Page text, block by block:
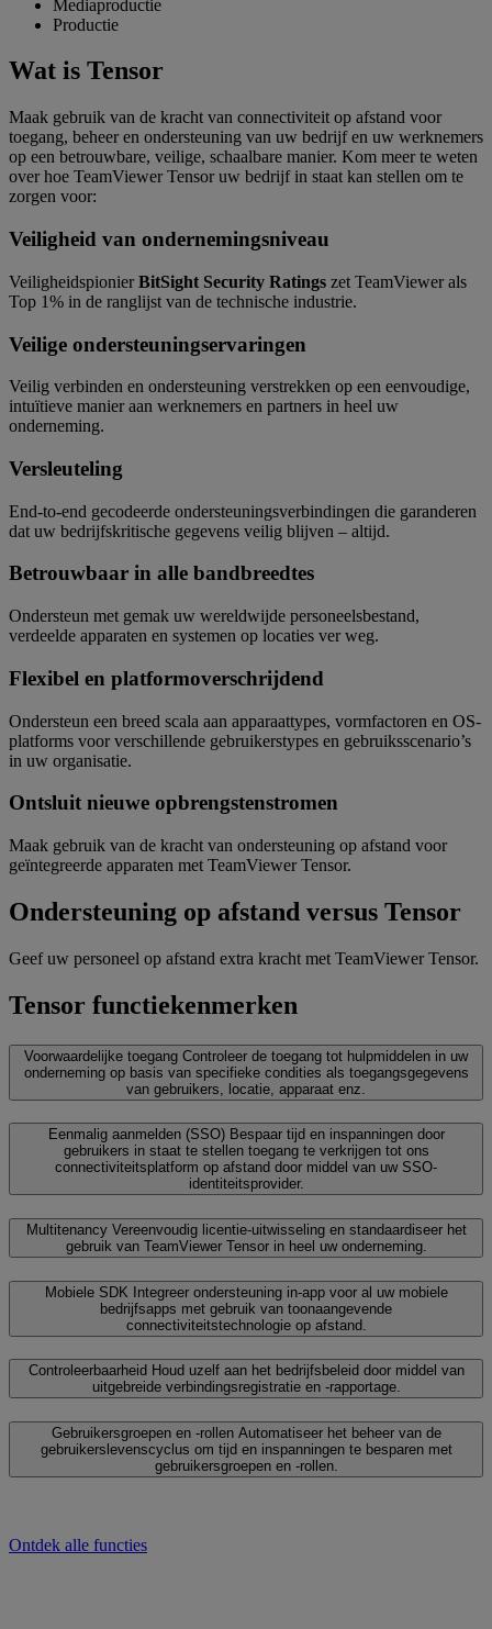
Mediaproductie
Productie
Wat is Tensor
Maak gebruik van de kracht van connectiviteit op afstand voor
toegang, beheer en ondersteuning van uw bedrijf en uw werknemers
op een betrouwbare, veilige, schaalbare manier. Kom meer te weten
over hoe TeamViewer Tensor uw bedrijf in staat kan stellen om te
zorgen voor:
Veiligheid van ondernemingsniveau
VeiligheidspionierBitSight Security Ratings zet TeamViewer als
Top 1% in de ranglijst van de technische industrie.
Veilige ondersteuningservaringen
Veilig verbinden en ondersteuning verstrekken op een eenvoudige,
intuïtieve manier aan werknemers en partners in heel uw
onderneming.
Versleuteling
End-to-end gecodeerde ondersteuningsverbindingen die garanderen
dat uw bedrijfskritische gegevens veilig blijven – altijd.
Betrouwbaar in alle bandbreedtes
Ondersteun met gemak uw wereldwijde personeelsbestand,
verdeelde apparaten en systemen op locaties ver weg.
Flexibel en platformoverschrijdend
Ondersteun een breed scala aan apparaattypes, vormfactoren en OS-
platforms voor verschillende gebruikerstypes en gebruiksscenario’s
in uw organisatie.
Ontsluit nieuwe opbrengstenstromen
Maak gebruik van de kracht van ondersteuning op afstand voor
geïntegreerde apparaten met TeamViewer Tensor.
Ondersteuning op afstand versus Tensor
Geef uw personeel op afstand extra kracht met TeamViewer Tensor.
Tensor functiekenmerken
Voorwaardelijke toegang Controleer de toegang tot hulpmiddelen in uw
onderneming op basis van specifieke condities als toegangsgegevens
van gebruikers, locatie, apparaat enz.
Eenmalig aanmelden (SSO) Bespaar tijd en inspanningen door
gebruikers in staat te stellen toegang te verkrijgen tot ons
connectiviteitsplatform op afstand door middel van uw SSO-
identiteitsprovider.
Multitenancy Vereenvoudig licentie-uitwisseling en standaardiseer het
gebruik van TeamViewer Tensor in heel uw onderneming.
Mobiele SDK
Integreer ondersteuning in-app voor al uw mobiele
bedrijfsapps met gebruik van toonaangevende
connectiviteitstechnologie op afstand.
Controleerbaarheid Houd uzelf aan het bedrijfsbeleid door middel van
uitgebreide verbindingsregistratie en -rapportage.
Gebruikersgroepen en -rollen Automatiseer het beheer van de
gebruikerslevenscyclus om tijd en inspanningen te besparen met
gebruikersgroepen en -rollen.
Ontdek alle functies